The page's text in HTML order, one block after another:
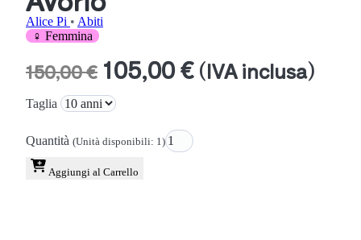
Alice Pi • Abiti
♀ Femmina
150,00 € 105,00 € (IVA inclusa)
Taglia
Quantità (Unità disponibili: 1)
Aggiungi al Carrello